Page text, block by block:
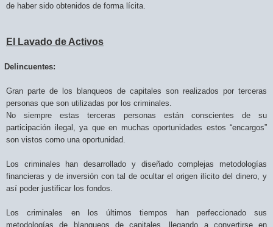
de haber sido obtenidos de forma lícita
El Lavado de Activos
Delincuentes:
Gran parte de los blanqueos de capitales son realizados por terceras
personas que son utilizadas por los criminales.
No siempre estas terceras personas están conscientes de su
participación ilegal, ya que en muchas oportunidades estos “encargos”
son vistos como una oportunidad.
Los criminales han desarrollado y diseñado complejas metodologías
financieras y de inversión con tal de ocultar el origen ilícito del dinero, y
así poder justificar los fondos.
Los criminales en los últimos tiempos han perfeccionado sus
metodologías de blanqueos de capitales, llegando a convertirse en